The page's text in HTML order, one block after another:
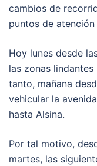
cambios de
puntos de atención
Hoy lunes desde
las zonas
tanto, mañana
vehicular la
hasta Alsina.
Por tal motivo,
martes, las